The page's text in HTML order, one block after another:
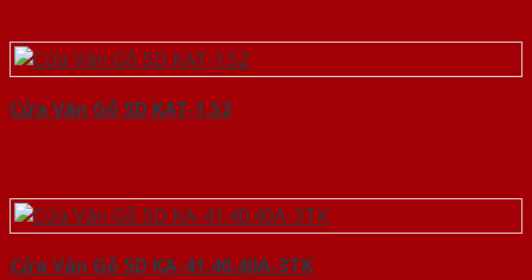
Cửa Vân Gỗ 5D KAT-1.52
Cửa Vân Gỗ 5D KA-41.40.40A-3TK